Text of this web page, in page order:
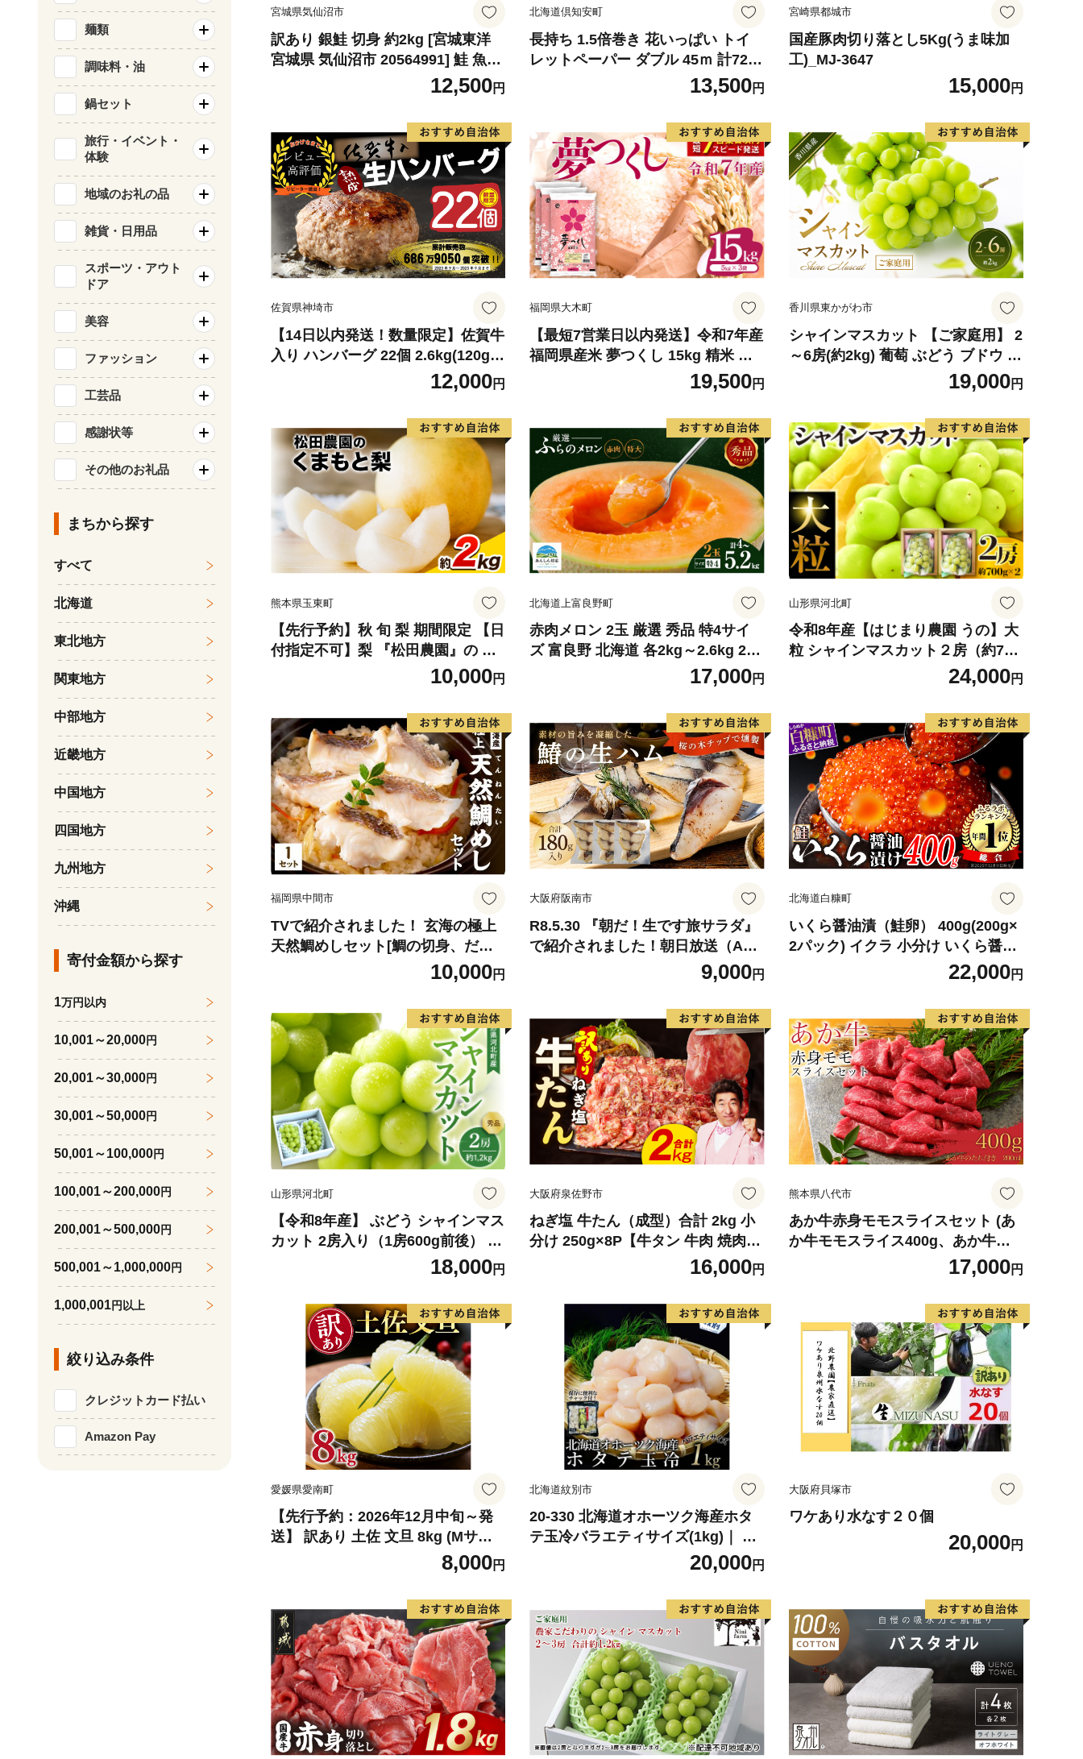
宮城県気仙沼市
訳あり 銀鮭 切身 約2kg [宮城東洋
宮城県 気仙沼市 20564991] 鮭 魚介
類 海鮮 訳アリ 規格外 不揃い さけ
サケ 鮭切身 シャケ 切り身 冷凍 家
庭用 おかず 弁当 支援 サーモン 銀
鮭切り身 魚 わけあり
12,500円
北海道倶知安町
長持ち 1.5倍巻き 花いっぱい トイ
レットペーパー ダブル 45ｍ 計72ロ
ール 全18種 花柄 プリント ハーブ
香り付き 日本製 まとめ買い 防災 常
備品 ペーパー エコ 日用雑貨 消耗品
備蓄 送料無料 北海道 倶知安町 日用
品
13,500円
宮崎県都城市
国産豚肉切り落とし5Kg(うま味加
工)_MJ-3647
15,000円
佐賀県神埼市
【14日以内発送！数量限定】佐賀牛
入り ハンバーグ 22個 2.6kg(120g×
22個)【佐賀牛 黒毛和牛 ブランド牛
九州 ハンバーグ 牛肉 豚肉 国産 お
弁当 おかず 惣菜 おすすめ 人気】(H
083106)
12,000円
福岡県大木町
【最短7営業日以内発送】令和7年産
福岡県産米 夢つくし 15kg 精米 ※
北海道・沖縄・離島は配送不可
19,500円
香川県東かがわ市
シャインマスカット 【ご家庭用】 2
～6房(約2kg) 葡萄 ぶどう ブドウ フ
ルーツ 果物 くだもの 果実 旬の果物
旬のフルーツ 香川 香川県 東かがわ
19,000円
熊本県玉東町
【先行予約】秋 旬 梨 期間限定 【日
付指定不可】梨 『松田農園』の く
まもと 梨 たっぷり 約2kg 5-7玉前
後 《7月下旬-9月末頃出荷》 予約
受付中 熊本県玉名郡玉東町『松田
農園』なし 果物 スイーツ フルーツ
デザート スムージー SDG`s
10,000円
北海道上富良野町
赤肉メロン 2玉 厳選 秀品 特4サイ
ズ 富良野 北海道 各2kg～2.6kg 2玉
セット ファーム富良野 メロン めろ
ん 果物 くだもの フルーツ デザート
旬の果物 旬のフルーツ
17,000円
山形県河北町
令和8年産【はじまり農園 うの】大
粒 シャインマスカット２房（約700
g×2房） 山形県河北町産 【河北町
観光物産協会】 ka002-004-r8
24,000円
福岡県中間市
TVで紹介されました！ 玄海の極上
天然鯛めしセット[鯛の切身、だし
汁、鯛茶漬け用だし]【010-0001】
10,000円
大阪府阪南市
R8.5.30 『朝だ！生です旅サラダ』
で紹介されました！朝日放送（ABC
テレビ） 鰆の生ハム ×3パック（1
パックあたり、約15g × 約4枚入）
9,000円
北海道白糠町
いくら醤油漬（鮭卵） 400g(200g×
2パック) イクラ 小分け いくら醤油
漬 鮭いくら いくら醤油漬け 鮭 鮭卵
ikura 醤油いくら 冷凍いくら いく
ら北海道 醤油鮭いくら 人気 大好評
品 北海道 白糠町
22,000円
山形県河北町
【令和8年産】 ぶどう シャインマス
カット 2房入り（1房600g前後） 秀
品 山形県河北町産【山形eLab】 ka
18,000円
大阪府泉佐野市
ねぎ塩 牛たん（成型）合計 2kg 小
分け 250g×8P【牛タン 牛肉 焼肉用
薄切り 訳あり サイズ不揃い】
16,000円
熊本県八代市
あか牛赤身モモスライスセット (あ
か牛モモスライス400g、あか牛の
17,000円
愛媛県愛南町
【先行予約：2026年12月中旬～発
送】 訳あり 土佐 文旦 8kg (Mサイ
ズ以上サイズミックス) 8000円 わけ
あり ぶんたん みかん mikan 蜜柑
ミカン 土佐文旦 家庭用 産地直送 国
産 農家直送 期間限定 特産品 サイズ
ミックス くらもとファーム 愛南町
愛媛県
8,000円
北海道紋別市
20-330 北海道オホーツク海産ホタ
テ玉冷バラエティサイズ(1kg)｜ 訳
20,000円
大阪府貝塚市
ワケあり水なす２０個
20,000円
麺類
調味料・油
鍋セット
旅行・イベント・
体験
地域のお礼の品
雑貨・日用品
スポーツ・アウト
ドア
美容
ファッション
工芸品
感謝状等
その他のお礼品
まちから探す
すべて
北海道
東北地方
関東地方
中部地方
近畿地方
中国地方
四国地方
九州地方
沖縄
寄付金額から探す
1万円以内
10,001～20,000円
20,001～30,000円
30,001～50,000円
50,001～100,000円
100,001～200,000円
200,001～500,000円
500,001～1,000,000円
1,000,001円以上
絞り込み条件
クレジットカード払い
Amazon Pay